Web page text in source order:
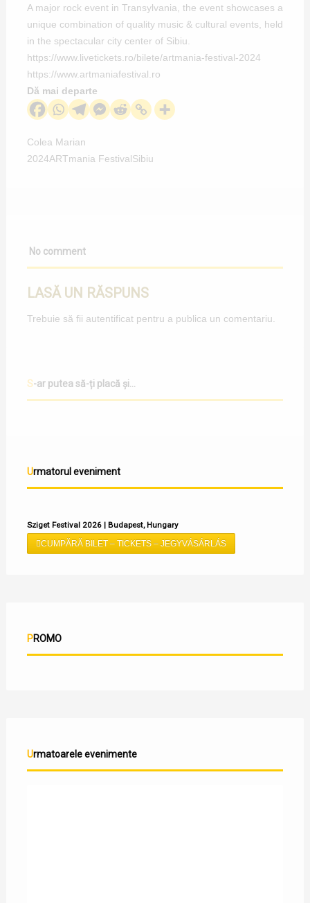
A major rock event in Transylvania, the event showcases a
unique combination of quality music & cultural events, held
in the spectacular city center of Sibiu.
https://www.livetickets.ro/bilete/artmania-festival-2024
https://www.artmaniafestival.ro
Dă mai departe
Colea Marian
2024ARTmania FestivalSibiu
No comment
LASĂ UN RĂSPUNS
Trebuie să fii autentificatpentru a publica un comentariu.
S-ar putea să-ți placă și...
Urmatorul eveniment
Sziget Festival 2026 | Budapest, Hungary
CUMPĂRĂ BILET – TICKETS – JEGYVÁSÁRLÁS
PROMO
Urmatoarele evenimente